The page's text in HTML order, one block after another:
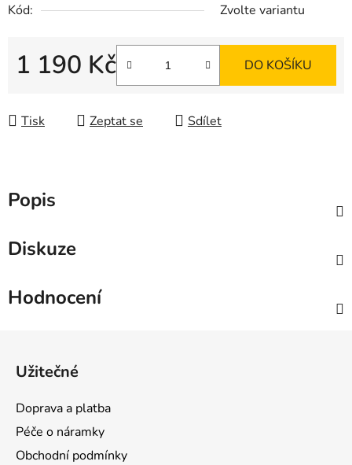
Kód:
Zvolte variantu
1 190 Kč DO KOŠÍKU
Tisk Zeptat se Sdílet
Popis
Diskuze
Hodnocení
Užitečné
Doprava a platba
Péče o náramky
Obchodní podmínky